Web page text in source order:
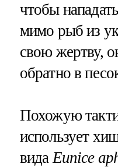
чтобы
мимо рыб из
свою жертву,
обратно в
Похожую
использует
вида Eunice